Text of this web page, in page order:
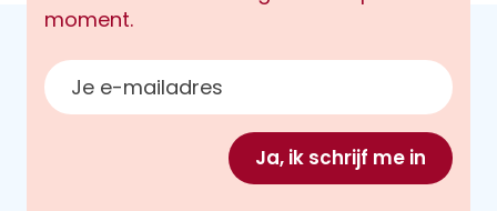
moment.
E-mailadres
Ja, ik schrijf me in